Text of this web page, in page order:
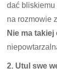
dać bliskiemu
na rozmowie
Nie ma
2. Utul swe